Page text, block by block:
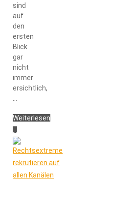
sind
auf
den
ersten
Blick
gar
nicht
immer
ersichtlich,
Weiterlesen
"Verschwörungsmythen
–
interaktives
Video"